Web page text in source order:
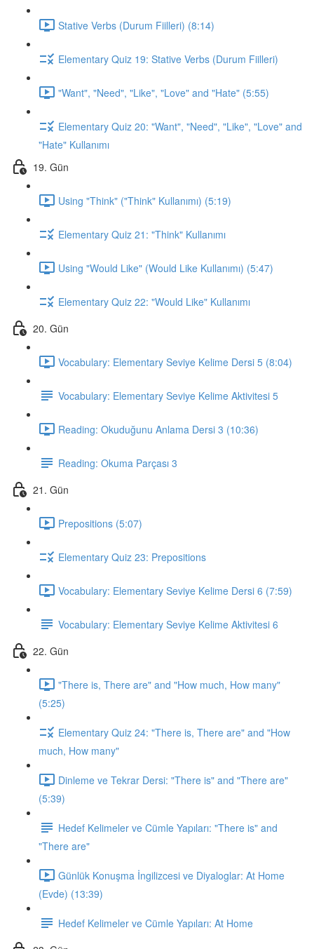
Stative Verbs (Durum Fiilleri) (8:14)
Elementary Quiz 19: Stative Verbs (Durum Fiilleri)
"Want", "Need", "Like", "Love" and "Hate" (5:55)
Elementary Quiz 20: "Want", "Need", "Like", "Love" and
"Hate" Kullanımı
19. Gün
Using "Think" ("Think" Kullanımı) (5:19)
Elementary Quiz 21: "Think" Kullanımı
Using "Would Like" (Would Like Kullanımı) (5:47)
Elementary Quiz 22: "Would Like" Kullanımı
20. Gün
Vocabulary: Elementary Seviye Kelime Dersi 5 (8:04)
Vocabulary: Elementary Seviye Kelime Aktivitesi 5
Reading: Okuduğunu Anlama Dersi 3 (10:36)
Reading: Okuma Parçası 3
21. Gün
Prepositions (5:07)
Elementary Quiz 23: Prepositions
Vocabulary: Elementary Seviye Kelime Dersi 6 (7:59)
Vocabulary: Elementary Seviye Kelime Aktivitesi 6
22. Gün
"There is, There are" and "How much, How many"
(5:25)
Elementary Quiz 24: "There is, There are" and "How
much, How many"
Dinleme ve Tekrar Dersi: "There is" and "There are"
(5:39)
Hedef Kelimeler ve Cümle Yapıları: "There is" and
"There are"
Günlük Konuşma İngilizcesi ve Diyaloglar: At Home
(Evde) (13:39)
Hedef Kelimeler ve Cümle Yapıları: At Home